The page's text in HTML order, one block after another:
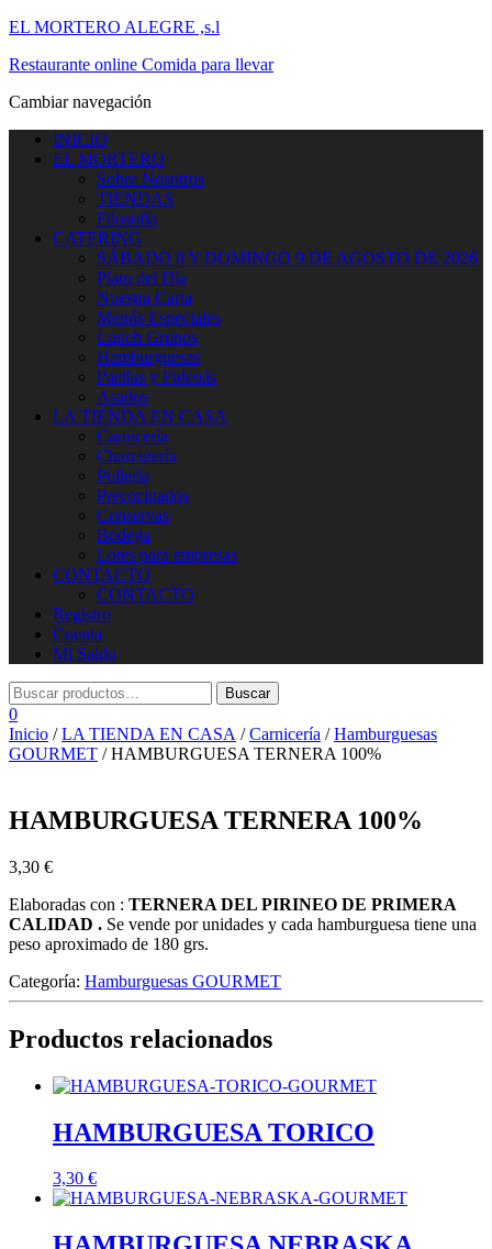
EL MORTERO ALEGRE ,s.l
Restaurante online Comida para llevar
Cambiar navegación
INICIO
EL MORTERO
Sobre Nosotros
TIENDAS
Filosofía
CATERING
SÁBADO 8 Y DOMINGO 9 DE AGOSTO DE 2026
Plato del Día
Nuestra Carta
Menús Especiales
Lunch Grupos
Hamburguesas
Paellas y Fideuás
Asados
LA TIENDA EN CASA
Carnicería
Charcutería
Pollería
Precocinados
Conservas
Bodega
Lotes para empresas
CONTACTO
CONTACTO
Registro
Cuenta
Mi Saldo
0
Inicio /LA TIENDA EN CASA /Carnicería /Hamburguesas
GOURMET / HAMBURGUESA TERNERA 100%
HAMBURGUESA TERNERA 100%
3,30 €
Elaboradas con : TERNERA DEL PIRINEO DE PRIMERA
CALIDAD . Se vende por unidades y cada hamburguesa tiene una
peso aproximado de 180 grs.
Categoría: Hamburguesas GOURMET
Productos relacionados
HAMBURGUESA TORICO
3,30 €